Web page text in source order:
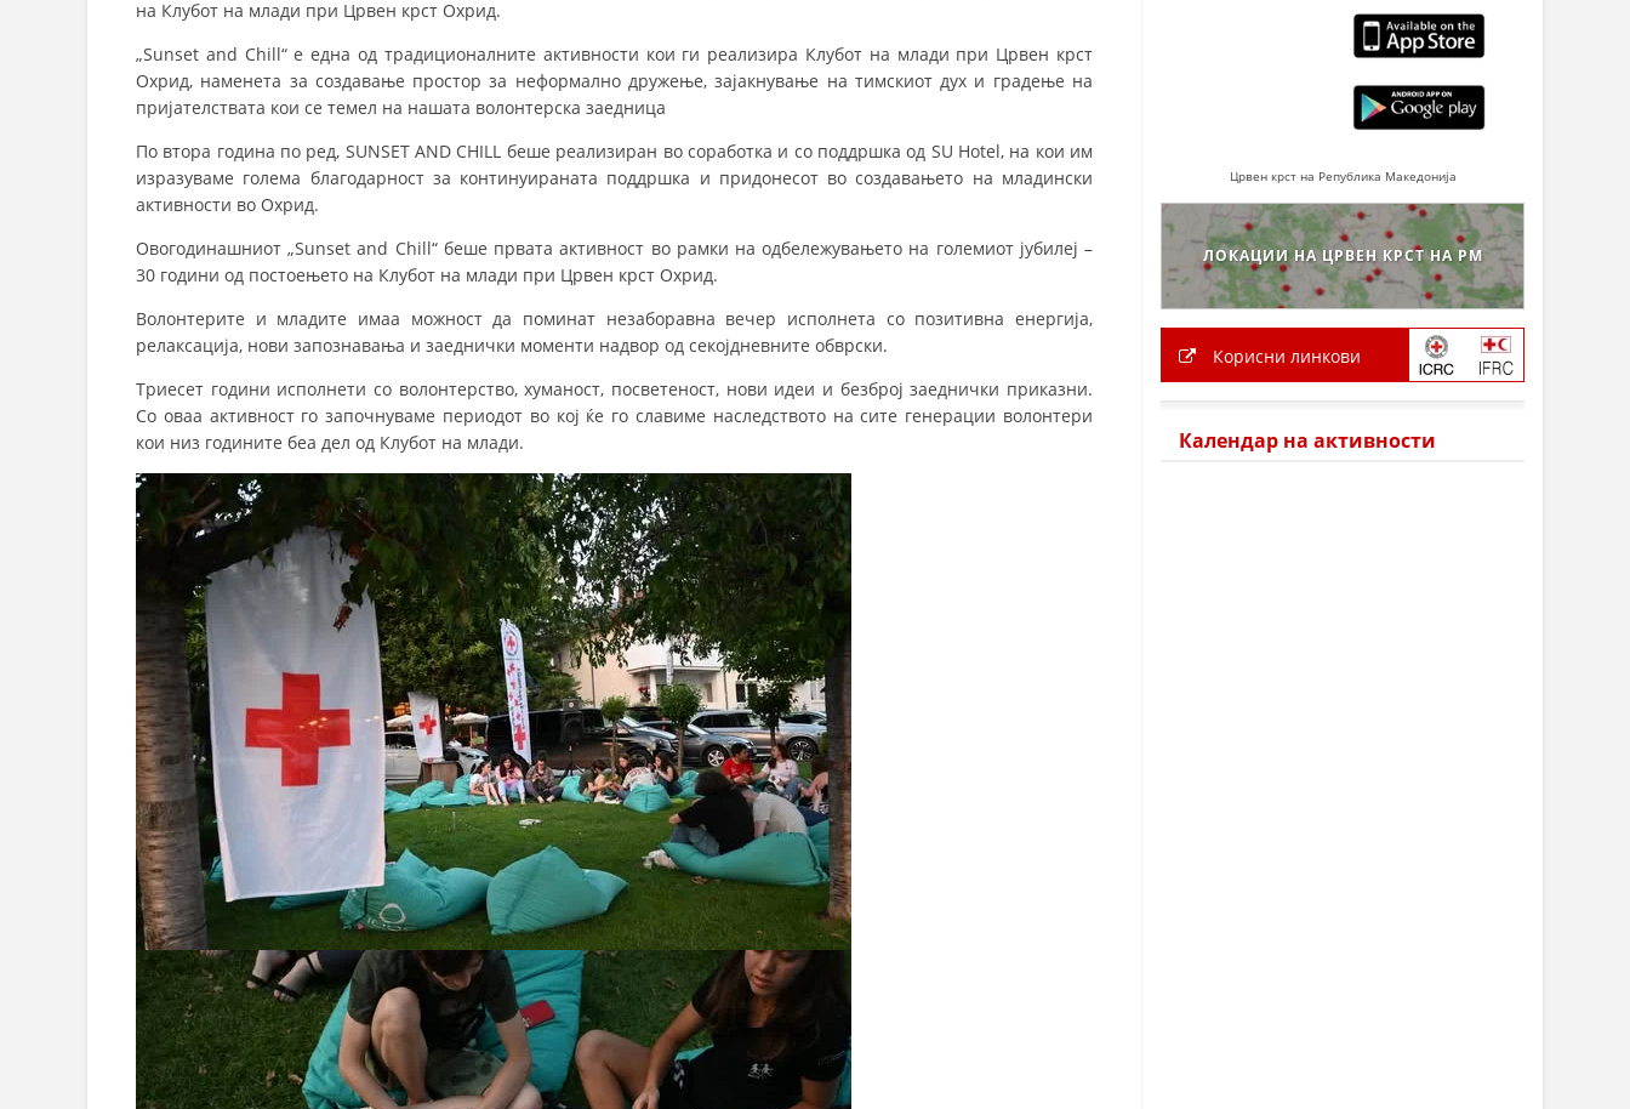
MЕЃУНАРОДНО ХУМАНИТАРНО ПРАВО
УПОТРЕБА И ЗАШТИТА НА АМБЛЕМОТ
КАКО ДА ДОНИРАТЕ
ТИМОВИ НА ООЦК ОХРИД
ПРОЕКТИ – ПОДГОТВЕНОСТ И ДЕЈСТВУВАЊЕ ПРИ КАТАСТРОФИ
ИСТРАЖУВАЊЕ НА ЈАВНО МИСЛЕЊЕ
МЕЃУНАРОДНА СОРАБОТКА
ЗНАЧЕЊЕ НА СЛУЖБАТА ЗА БАРАЊЕ
ФОРМУЛАРИ ЗА БАРАЊА
ЗДРАВСТВЕНО ПРЕВЕНТИВНА ДЕЈНОСТ
ПРВА ПОМОШ
КРВОДАРИТЕЛСТВО
ИНФОРМАЦИИ ЗА БОЛЕСТИ
МЕНАЏМЕНТ НА ВОЛОНТЕРИ
ЗА НАС
ДЕЈСТВУВАЊЕ
на Клубот на млади при Црвен крст Охрид.
„Sunset and Chill“ е една од традиционалните активности кои ги реализира Клубот на млади при Црвен крст
Охрид, наменета за создавање простор за неформално дружење, зајакнување на тимскиот дух и градење на
пријателствата кои се темел на нашата волонтерска заедница
По втора година по ред, SUNSET AND CHILL беше реализиран во соработка и со поддршка од SU Hotel, на кои им
изразуваме голема благодарност за континуираната поддршка и придонесот во создавањето на младински
активности во Охрид.
Овогодинашниот „Sunset and Chill“ беше првата активност во рамки на одбележувањето на големиот јубилеј –
30 години од постоењето на Клубот на млади при Црвен крст Охрид.
Волонтерите и младите имаа можност да поминат незаборавна вечер исполнета со позитивна енергија,
релаксација, нови запознавања и заеднички моменти надвор од секојдневните обврски.
Триесет години исполнети со волонтерство, хуманост, посветеност, нови идеи и безброј заеднички приказни.
Со оваа активност го започнуваме периодот во кој ќе го славиме наследството на сите генерации волонтери
кои низ годините беа дел од Клубот на млади.
Црвен крст на Република Македонија
ЛОКАЦИИ НА ЦРВЕН КРСТ НА РМ
Корисни линкови
Календар на активности